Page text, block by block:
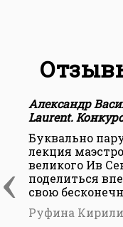
‹
Александр
Laurent.
Буквально
лекция
великого Ив
поделиться
свою
Руфина